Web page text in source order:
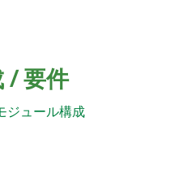
/ 要件
ジュール構成